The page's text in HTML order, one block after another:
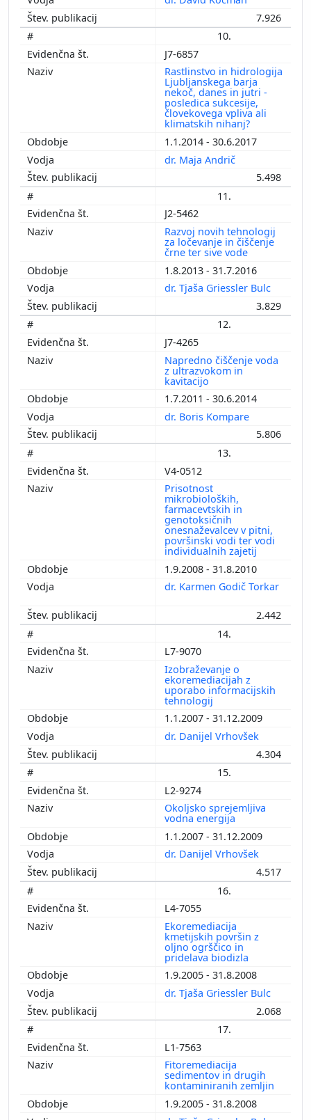
7.926
10.
J7-6857
Rastlinstvo in hidrologija
Ljubljanskega barja
nekoč, danes in jutri -
posledica sukcesije,
človekovega vpliva ali
klimatskih nihanj?
1.1.2014 - 30.6.2017
dr. Maja Andrič
5.498
11.
J2-5462
Razvoj novih tehnologij
za ločevanje in čiščenje
črne ter sive vode
1.8.2013 - 31.7.2016
dr. Tjaša Griessler Bulc
3.829
12.
J7-4265
Napredno čiščenje voda
z ultrazvokom in
kavitacijo
1.7.2011 - 30.6.2014
dr. Boris Kompare
5.806
13.
V4-0512
Prisotnost
mikrobioloških,
farmacevtskih in
genotoksičnih
onesnaževalcev v pitni,
površinski vodi ter vodi
individualnih zajetij
1.9.2008 - 31.8.2010
dr. Karmen Godič Torkar
2.442
14.
L7-9070
Izobraževanje o
ekoremediacijah z
uporabo informacijskih
tehnologij
1.1.2007 - 31.12.2009
dr. Danijel Vrhovšek
4.304
15.
L2-9274
Okoljsko sprejemljiva
vodna energija
1.1.2007 - 31.12.2009
dr. Danijel Vrhovšek
4.517
16.
L4-7055
Ekoremediacija
kmetijskih površin z
oljno ogrščico in
pridelava biodizla
1.9.2005 - 31.8.2008
dr. Tjaša Griessler Bulc
2.068
17.
L1-7563
Fitoremediacija
sedimentov in drugih
kontaminiranih zemljin
1.9.2005 - 31.8.2008